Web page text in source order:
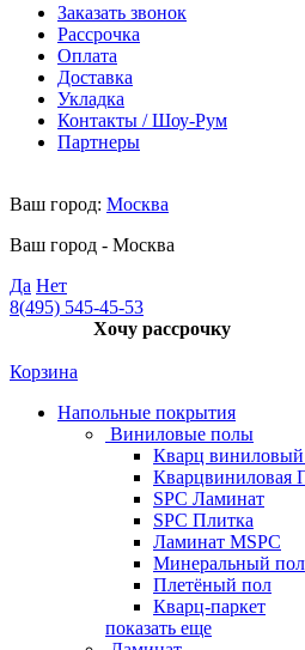
Заказать звонок
Рассрочка
Оплата
Доставка
Укладка
Контакты / Шоу-Рум
Партнеры
Ваш город: Москва
Ваш город - Москва
Да Нет
8(495) 545-45-53
Хочу рассрочку
Корзина
Напольные покрытия
Виниловые полы
Кварц
Кварцвиниловая
SPC Ламинат
SPC Плитка
Ламинат MSPC
Минеральный пол
Плетёный пол
Кварц-паркет
показать еще